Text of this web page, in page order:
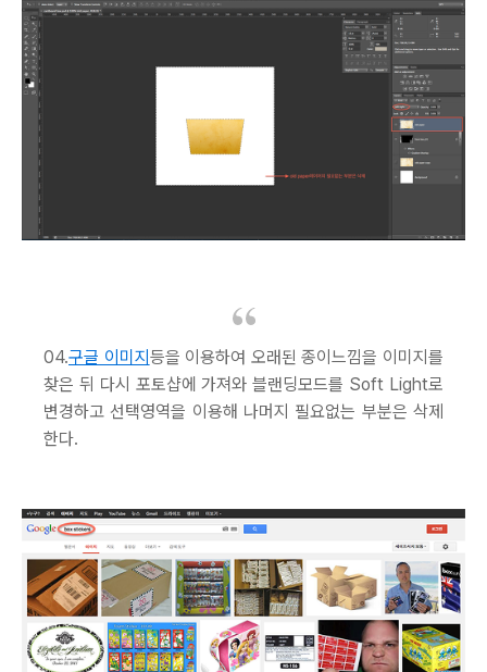
04.구글 이미지등을 이용하여 오래된 종이느낌을 이미지를
찾은 뒤 다시 포토샵에 가져와 블랜딩모드를 Soft Light로
변경하고 선택영역을 이용해 나머지 필요없는 부분은 삭제
한다.